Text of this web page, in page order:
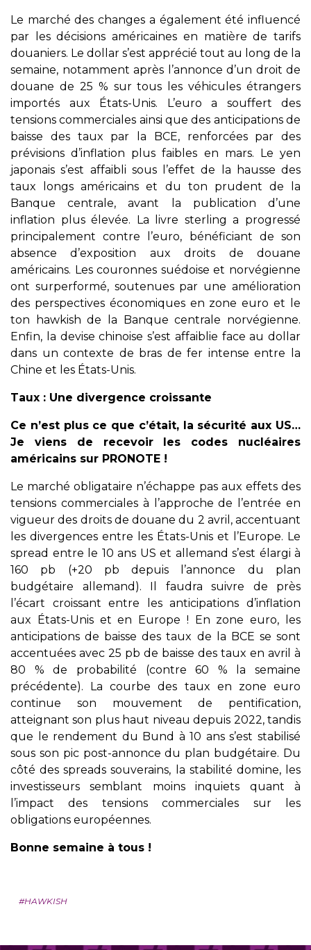
Le marché des changes a également été influencé
par les décisions américaines en matière de tarifs
douaniers. Le dollar s’est apprécié tout au long de la
semaine, notamment après l’annonce d’un droit de
douane de 25 % sur tous les véhicules étrangers
importés aux États-Unis. L’euro a souffert des
tensions commerciales ainsi que des anticipations de
baisse des taux par la BCE, renforcées par des
prévisions d’inflation plus faibles en mars. Le yen
japonais s’est affaibli sous l’effet de la hausse des
taux longs américains et du ton prudent de la
Banque centrale, avant la publication d’une
inflation plus élevée. La livre sterling a progressé
principalement contre l’euro, bénéficiant de son
absence d’exposition aux droits de douane
américains. Les couronnes suédoise et norvégienne
ont surperformé, soutenues par une amélioration
des perspectives économiques en zone euro et le
ton hawkish de la Banque centrale norvégienne.
Enfin, la devise chinoise s’est affaiblie face au dollar
dans un contexte de bras de fer intense entre la
Chine et les États-Unis.
Taux : Une divergence croissante
Ce n’est plus ce que c’était, la sécurité aux US…
Je viens de recevoir les codes nucléaires
américains sur PRONOTE !
Le marché obligataire n’échappe pas aux effets des
tensions commerciales à l’approche de l’entrée en
vigueur des droits de douane du 2 avril, accentuant
les divergences entre les États-Unis et l’Europe. Le
spread entre le 10 ans US et allemand s’est élargi à
160 pb (+20 pb depuis l’annonce du plan
budgétaire allemand). Il faudra suivre de près
l’écart croissant entre les anticipations d’inflation
aux États-Unis et en Europe ! En zone euro, les
anticipations de baisse des taux de la BCE se sont
accentuées avec 25 pb de baisse des taux en avril à
80 % de probabilité (contre 60 % la semaine
précédente). La courbe des taux en zone euro
continue son mouvement de pentification,
atteignant son plus haut niveau depuis 2022, tandis
que le rendement du Bund à 10 ans s’est stabilisé
sous son pic post-annonce du plan budgétaire. Du
côté des spreads souverains, la stabilité domine, les
investisseurs semblant moins inquiets quant à
l’impact des tensions commerciales sur les
obligations européennes.
Bonne semaine à tous !
#HAWKISH